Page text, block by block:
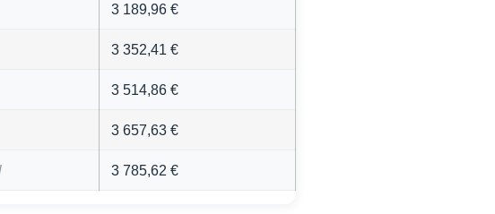
3 189,96 €
3 352,41 €
3 514,86 €
3 657,63 €
3 785,62 €